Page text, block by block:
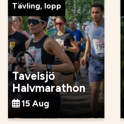
Tävling, lopp
Tavelsjö
Halvmarathon
15 Aug